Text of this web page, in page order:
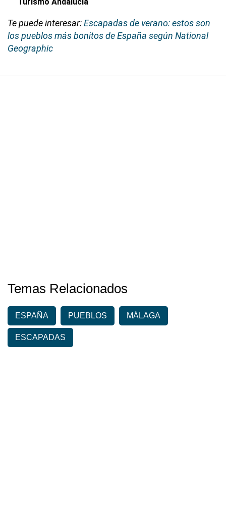
Te puede interesar:Escapadas de verano: estos son
los pueblos más bonitos de España según National
Geographic
Temas Relacionados
ESPAÑA PUEBLOS MÁLAGA
ESCAPADAS